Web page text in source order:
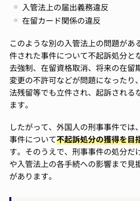
入管法上の届出義務違反
在留カード関係の違反
このような別の入管法上の問題があ
件された事件について不起訴処分と
去強制、在留資格取消、将来の在留
変更の不許可などが問題になったり
法残留等でも立件され、起訴される
ます。
したがって、外国人の刑事事件では
事件について不起訴処分の獲得を目
す。そのうえで、刑事事件の処分だ
や入管法上の各手続への影響まで見
があります。